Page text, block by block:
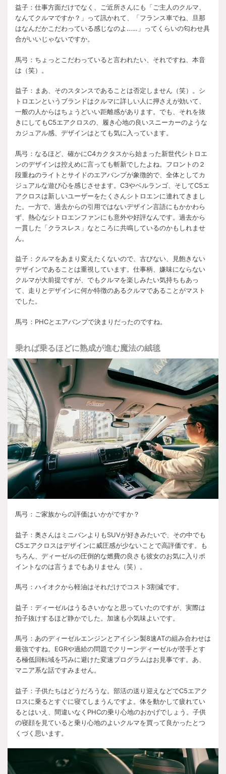
益子：仕事方面だけでなく、ご近所さんにも「ご主人のクルマ、
なんてクルマですか？」って訊かれて、「フランス車でね、旦那
はなんだかこだわっている感じなのよ……」ってくらいの匂わせ具
合がいいじゃないですか。
馬弓：ちょっとこだわっていると言われたい、それですね、本音
は（笑）。
益子：まあ、そのスタンスであることは否定しません（笑）。シ
トロエンというブランドはクルマに詳しい人に押さえが効いて、
一般の人からはちょうどいい距離感があります。でも、それを抜
きにしてもC5エアクロスの、履き心地の良いスニーカーのような
カジュアル感、デザインはとても気に入っています。
馬弓：なるほど、確かにC4カクタスから始まった新世代シトロエ
ンのデザインは控えめに言っても斬新でしたよね。フロントの２
段重ねのライトとサイドのエアバンプが象徴的で、全体としてカ
ジュアルな遊び心を感じさせます。 C3やベルランゴ、そしてC5エ
アクロスは新しいユーザーをたくさんシトロエンに連れてきまし
た。一方で、過去からの引用ではないデザイン言語にもかかわら
ず、熱心なシトロエンファンにも意外や好評なんです。過去から
一貫した「クラスレス」なところに共鳴しているのかもしれませ
ん。
益子：クルマをあまり変えたくないので、古びない、見飽きない
デザインであることは重視しています。仕事柄、嫌味にならない
クルマが大前提ですが、でもクルマを楽しみたい気持ちもあっ
て、走りとデザインに何か特徴のあるクルマであることがマスト
でした。
馬弓： PHCとエアバンプで決まりだったのですね。
乗れば乗るほどに熟成が進む魔法の絨毯
馬弓：ご家族からの評価はいかがですか？
益子：奥さんはミニバンよりもSUVが好きみたいで、その中でも
C5エアクロスはデザインに威圧感が少ないことで高評価です。も
ちろん、ディーゼルの圧倒的な燃費の良さも彼女のお気に入りポ
イントなのは言うまでもありません（笑）。
馬弓：ハイオクから軽油はそれだけでコスト 3割減です。
益子：ディーゼルはうるさいかなと思っていたのですが、実際は
拍子抜けするほど静かでした。加速も小気味よいです。
馬弓：あのディーゼルエンジンとアイシン製8速ATの組み合わせは
最強ですね。 EGRや過給の問題でクリーンディーゼルが苦手とす
る極低回転域を巧みに避けた変速プログラムはお見事です。あ、
マニア系な話ですみません。
益子：子供たちはどうだろうな。部活の送り迎えなどでC5エアク
ロスに乗るとすぐに寝てしまうんですよ。体を動かして疲れてい
るとはいえ、間違いなく PHCの乗り心地のおかげでしょう。子供
の寝顔を見ていると乗り心地のよいクルマを買って良かったとつ
くづく思います。